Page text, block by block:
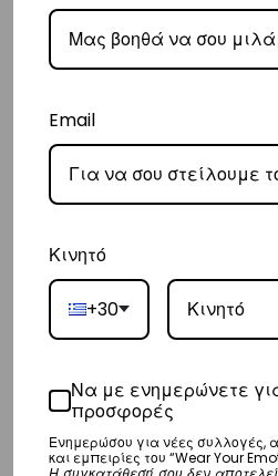
Ευρώπη
– Τα έξοδα αποστολής για όλο την
– Η συνεργαζόμενη εταιρεία
παράδοσή σας.
– Οι χρόνοι παράδοσης κυμαίνονται
ημέρες.
– Τα έξοδα αποστολής για όλο τον
– Η συνεργαζόμενη εταιρεία
παράδοσή σας.
ημέρες.
Επιστροφές
Email
Κινητό
+30
Να με ενημερώνετε
προσφορές
Ενημερώσου για νέες συλλογές,
και εμπειρίες του “Wear Your